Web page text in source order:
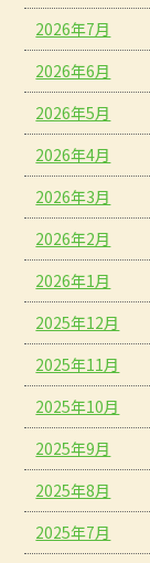
2026年7月
2026年6月
2026年5月
2026年4月
2026年3月
2026年2月
2026年1月
2025年12月
2025年11月
2025年10月
2025年9月
2025年8月
2025年7月